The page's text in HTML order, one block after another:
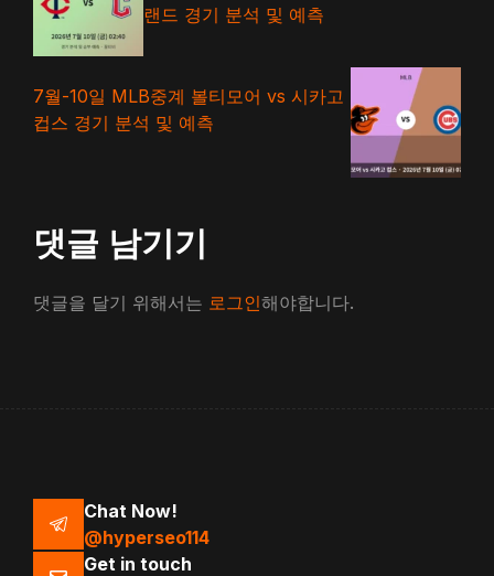
랜드 경기 분석 및 예측
7월-10일 MLB중계 볼티모어 vs 시카고
컵스 경기 분석 및 예측
댓글 남기기
댓글을 달기 위해서는 로그인해야합니다.
Chat Now!
@hyperseo114
Get in touch